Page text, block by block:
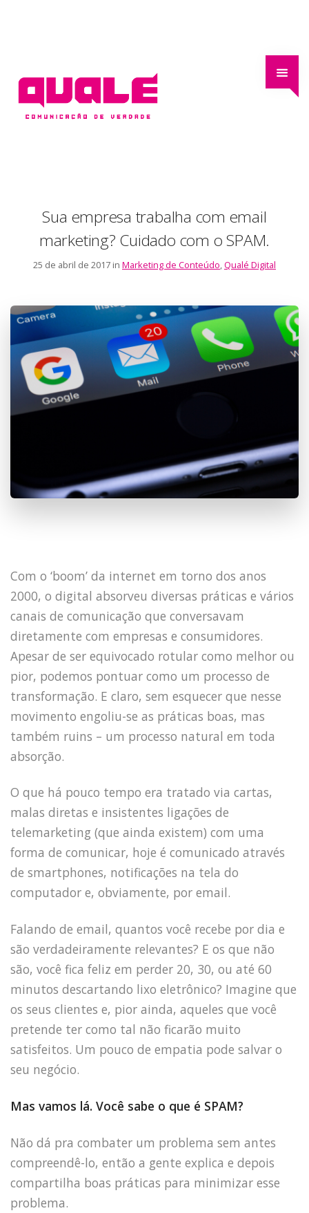
Sua empresa trabalha com email
marketing? Cuidado com o SPAM.
25 de abril de 2017 in Marketing de Conteúdo,Qualé Digital
Com o ‘boom’ da internet em torno dos anos
2000, o digital absorveu diversas práticas e vários
canais de comunicação que conversavam
diretamente com empresas e consumidores.
Apesar de ser equivocado rotular como melhor ou
pior, podemos pontuar como um processo de
transformação. E claro, sem esquecer que nesse
movimento engoliu-se as práticas boas, mas
também ruins – um processo natural em toda
absorção.
O que há pouco tempo era tratado via cartas,
malas diretas e insistentes ligações de
telemarketing (que ainda existem) com uma
forma de comunicar, hoje é comunicado através
de smartphones, notificações na tela do
computador e, obviamente, por email.
Falando de email, quantos você recebe por dia e
são verdadeiramente relevantes? E os que não
são, você fica feliz em perder 20, 30, ou até 60
minutos descartando lixo eletrônico? Imagine que
os seus clientes e, pior ainda, aqueles que você
pretende ter como tal não ficarão muito
satisfeitos. Um pouco de empatia pode salvar o
seu negócio.
Mas vamos lá. Você sabe o que é SPAM?
Não dá pra combater um problema sem antes
compreendê-lo, então a gente explica e depois
compartilha boas práticas para minimizar esse
problema.